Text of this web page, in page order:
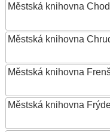
Městská knihovna
Městská knihovna
Městská knihovna
Městská knihovna